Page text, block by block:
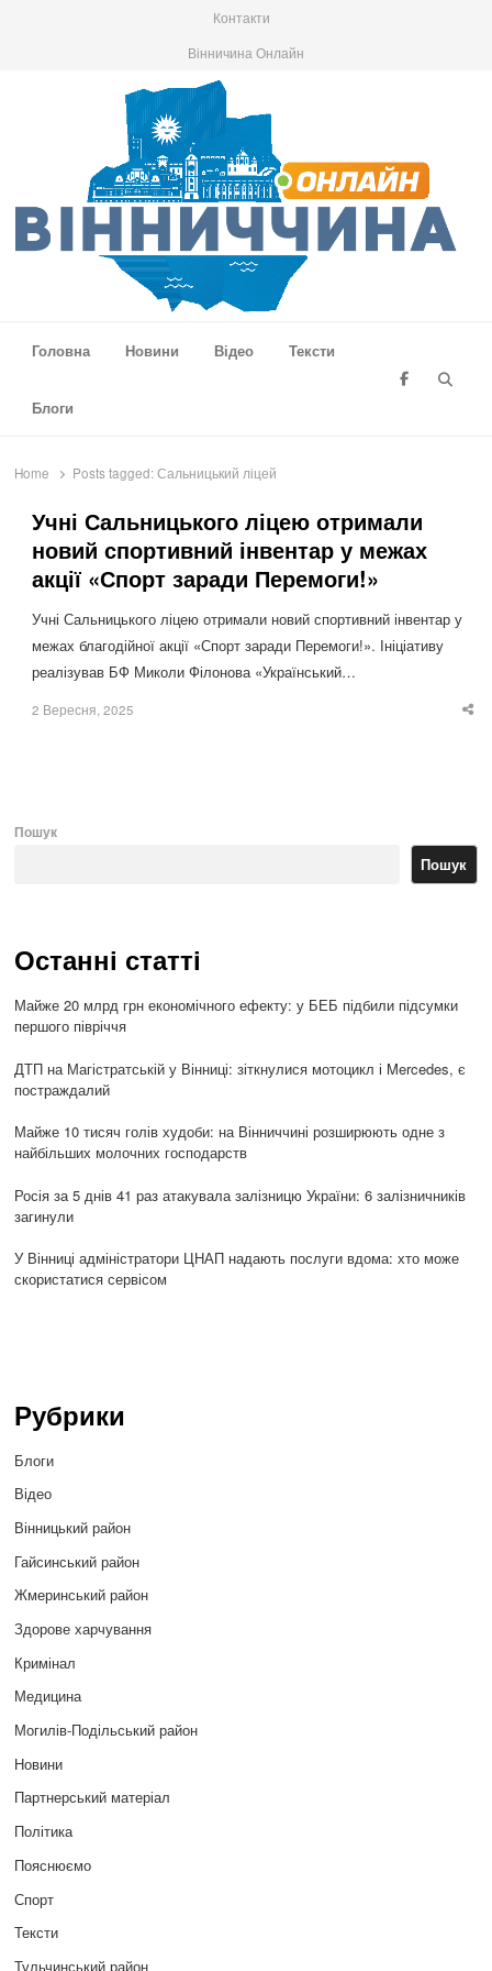
Контакти
Вінничина Онлайн
Головна
Новини Відео Тексти
Блоги
Home Posts tagged:Сальницький ліцей
Учні Сальницького ліцею отримали
новий спортивний інвентар у межах
акції «Спорт заради Перемоги!»
Учні Сальницького ліцею отримали новий спортивний інвентар у
межах благодійної акції «Спорт заради Перемоги!». Ініціативу
реалізував БФ Миколи Філонова «Український…
2 Вересня, 2025
Пошук
Пошук
Останні статті
Майже 20 млрд грн економічного ефекту: у БЕБ підбили підсумки
першого півріччя
ДТП на Магістратській у Вінниці: зіткнулися мотоцикл і Mercedes, є
постраждалий
Майже 10 тисяч голів худоби: на Вінниччині розширюють одне з
найбільших молочних господарств
Росія за 5 днів 41 раз атакувала залізницю України: 6 залізничників
загинули
У Вінниці адміністратори ЦНАП надають послуги вдома: хто може
скористатися сервісом
Рубрики
Блоги
Відео
Вінницький район
Гайсинський район
Жмеринський район
Здорове харчування
Кримінал
Медицина
Могилів-Подільський район
Новини
Партнерський матеріал
Політика
Пояснюємо
Спорт
Тексти
Тульчинський район